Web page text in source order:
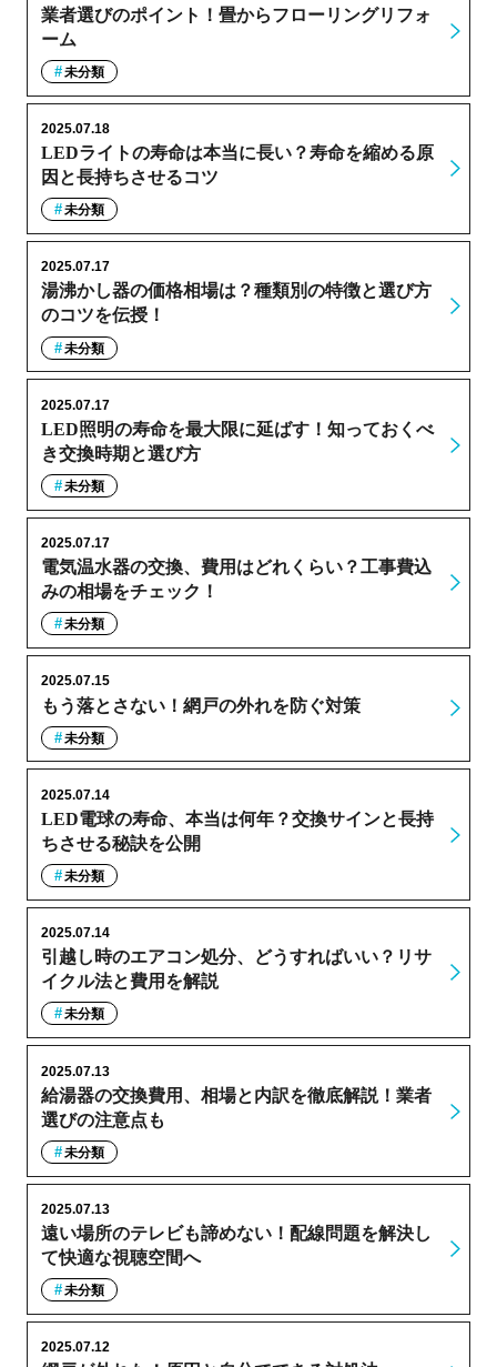
業者選びのポイント！畳からフローリングリフォ
ーム
未分類
LEDライトの寿命は本当に長い？寿命を縮める原
因と長持ちさせるコツ
2025.07.18
未分類
湯沸かし器の価格相場は？種類別の特徴と選び方
のコツを伝授！
2025.07.17
未分類
LED照明の寿命を最大限に延ばす！知っておくべ
き交換時期と選び方
2025.07.17
未分類
電気温水器の交換、費用はどれくらい？工事費込
みの相場をチェック！
2025.07.17
未分類
もう落とさない！網戸の外れを防ぐ対策
2025.07.15
未分類
LED電球の寿命、本当は何年？交換サインと長持
ちさせる秘訣を公開
2025.07.14
未分類
引越し時のエアコン処分、どうすればいい？リサ
イクル法と費用を解説
2025.07.14
未分類
給湯器の交換費用、相場と内訳を徹底解説！業者
選びの注意点も
2025.07.13
未分類
遠い場所のテレビも諦めない！配線問題を解決し
て快適な視聴空間へ
2025.07.13
未分類
2025.07.12